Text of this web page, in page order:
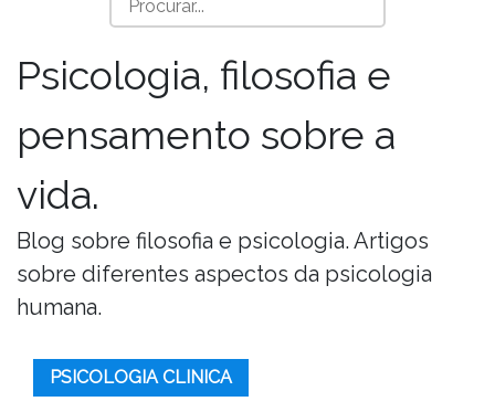
Psicologia, filosofia e
pensamento sobre a
vida.
Blog sobre filosofia e psicologia. Artigos
sobre diferentes aspectos da psicologia
humana.
PSICOLOGIA CLINICA